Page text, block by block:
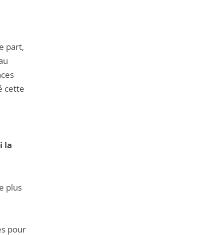
part,
cette
la
plus
pour